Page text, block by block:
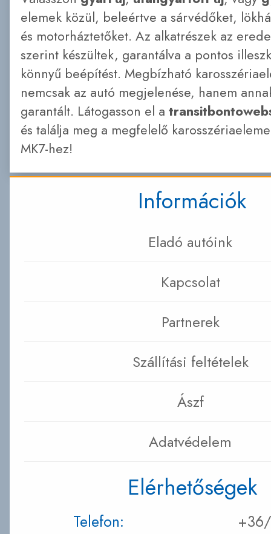
elemek közül, beleértve a sárvédőket,
és motorháztetőket. Az alkatrészek az
szerint készültek, garantálva a pontos
könnyű beépítést. Megbízható
nemcsak az autó megjelenése, hanem
garantált. Látogasson el a
és találja meg a megfelelő
MK7-hez!
Információk
Eladó autóink
Kapcsolat
Partnerek
Szállítási feltételek
Ászf
Adatvédelem
Elérhetőségek
Telefon: